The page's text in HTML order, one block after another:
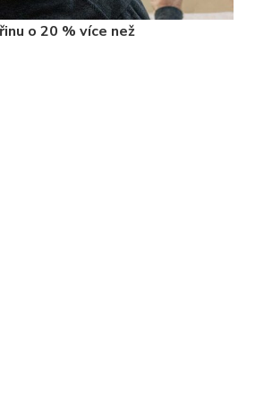
o 20 % více než